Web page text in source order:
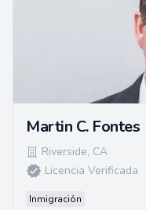
Martin C. Fontes
Riverside, CA
Licencia Verificada
Inmigración